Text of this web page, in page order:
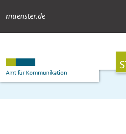
Newsdetail
muenster.de
Amt für Kommunikation